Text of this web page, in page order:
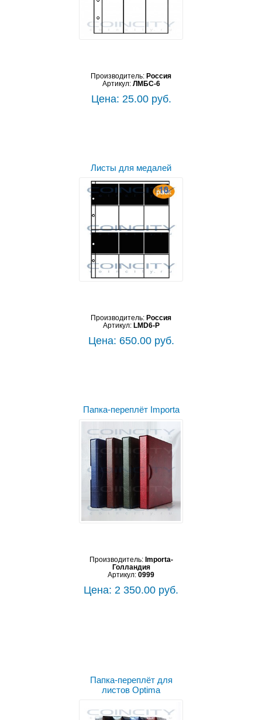
Производитель: Россия
Артикул: ЛМБС-6
Цена: 25.00 руб.
Листы для медалей
Производитель: Россия
Артикул: LMD6-P
Цена: 650.00 руб.
Папка-переплёт Importa
Производитель: Importa-
Голландия
Артикул: 0999
Цена: 2 350.00 руб.
Папка-переплёт для
листов Optima